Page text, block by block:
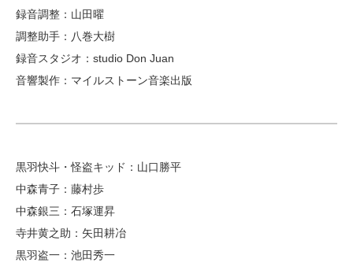
録音調整：山田曜
調整助手：八巻大樹
録音スタジオ：studio Don Juan
音響製作：マイルストーン音楽出版
黒羽快斗・怪盗キッド：山口勝平
中森青子：藤村歩
中森銀三：石塚運昇
寺井黄之助：矢田耕冶
黒羽盗一：池田秀一